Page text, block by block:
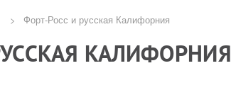
Форт-Росс и русская Калифорния
КАЛИФОРНИЯ